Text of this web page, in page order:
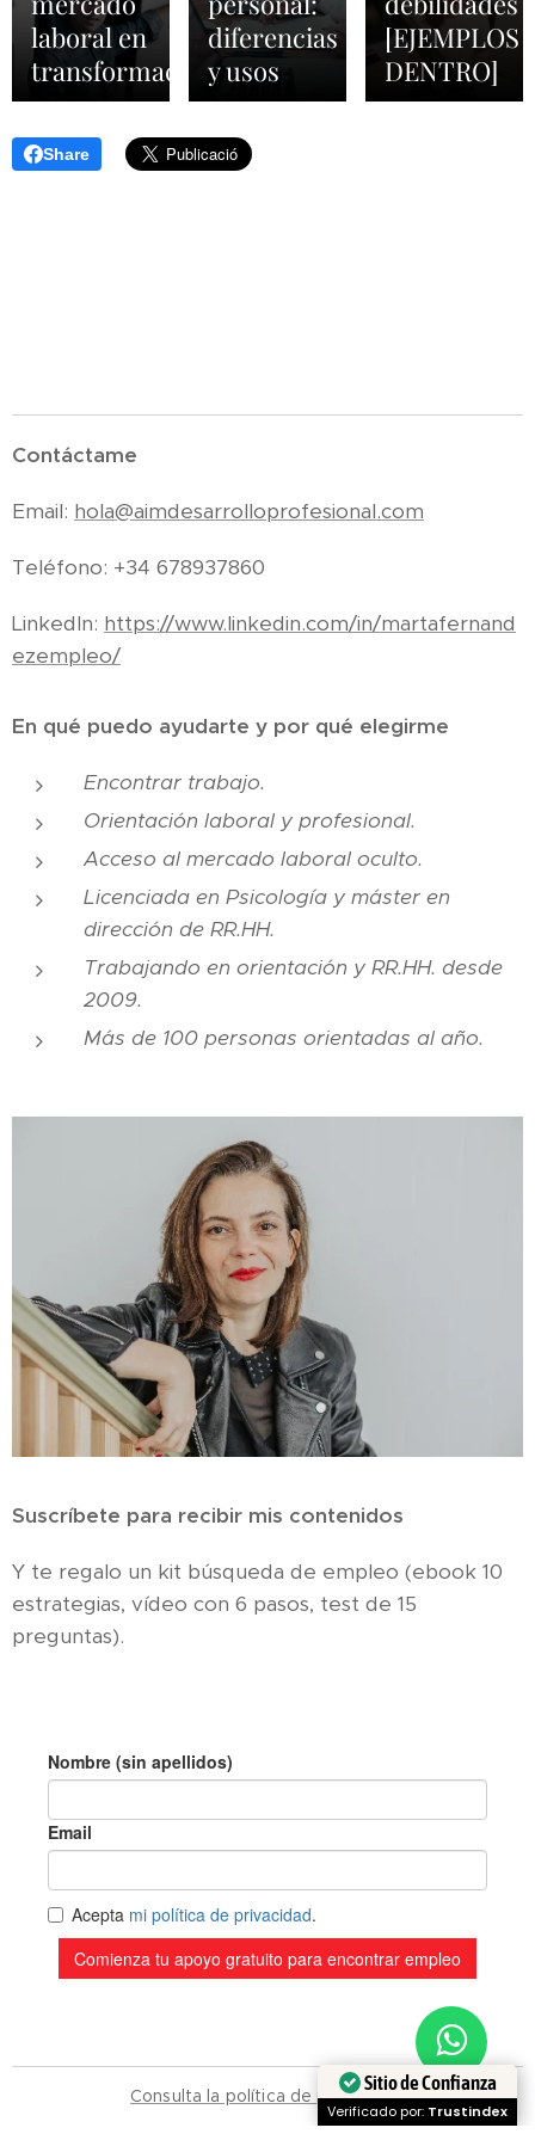
laboral en
transformación
diferencias
y usos
[EJEMPLOS
DENTRO]
Share
Contáctame
Email: hola@aimdesarrolloprofesional.com
Teléfono: +34 678937860
LinkedIn: https://www.linkedin.com/in/martafernand
ezempleo/
En qué puedo ayudarte y por qué elegirme
Encontrar trabajo.
Orientación laboral y profesional.
Acceso al mercado laboral oculto.
Licenciada en Psicología y máster en
dirección de RR.HH.
Trabajando en orientación y RR.HH. desde
2009.
Más de 100 personas orientadas al año.
Suscríbete para recibir mis contenidos
Y te regalo un kit búsqueda de empleo (ebook 10
estrategias, vídeo con 6 pasos, test de 15
preguntas).
Consulta la política de privacidad.
Sitio de Confianza
Verificado por: Trustindex